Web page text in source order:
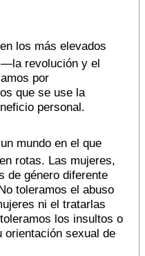
los más elevados
revolución y el
por
que se use la
personal.
mundo en el que
rotas. Las mujeres,
de género diferente
toleramos el abuso
ni el tratarlas
los insultos o
orientación sexual de